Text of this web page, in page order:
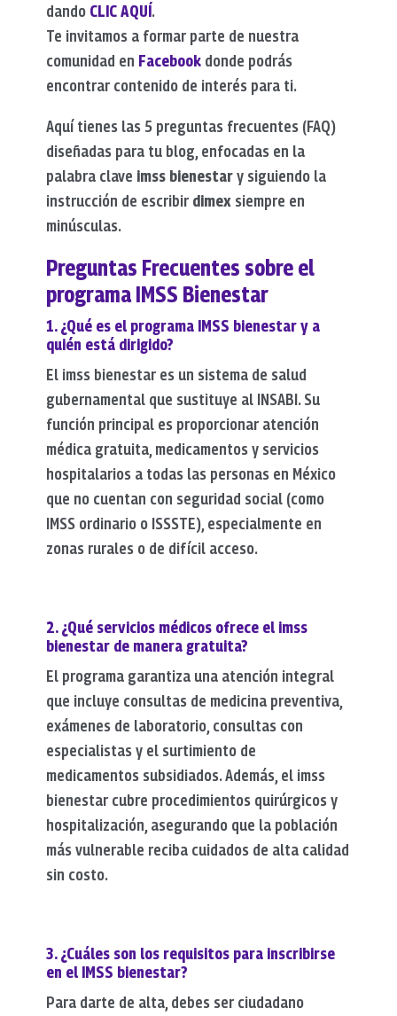
dando CLIC AQUÍ.
Te invitamos a formar parte de nuestra
comunidad en Facebook donde podrás
encontrar contenido de interés para ti.
Aquí tienes las 5 preguntas frecuentes (FAQ)
diseñadas para tu blog, enfocadas en la
palabra clave imss bienestary siguiendo la
instrucción de escribir dimexsiempre en
minúsculas.
Preguntas Frecuentes sobre el
programa IMSS Bienestar
1. ¿Qué es el programa IMSS bienestar y a
quién está dirigido?
El imss bienestares un sistema de salud
gubernamental que sustituye al INSABI. Su
función principal es proporcionar atención
médica gratuita, medicamentos y servicios
hospitalarios a todas las personas en México
que no cuentan con seguridad social (como
IMSS ordinario o ISSSTE), especialmente en
zonas rurales o de difícil acceso.
2. ¿Qué servicios médicos ofrece el imss
bienestar de manera gratuita?
El programa garantiza una atención integral
que incluye consultas de medicina preventiva,
exámenes de laboratorio, consultas con
especialistas y el surtimiento de
medicamentos subsidiados. Además, el imss
bienestarcubre procedimientos quirúrgicos y
hospitalización, asegurando que la población
más vulnerable reciba cuidados de alta calidad
sin costo.
3. ¿Cuáles son los requisitos para inscribirse
en el IMSS bienestar?
Para darte de alta, debes ser ciudadano